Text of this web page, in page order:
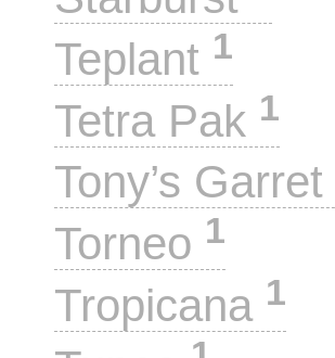
Teplant 1
Tetra Pak 1
Tony’s Garret
Torneo 1
Tropicana 1